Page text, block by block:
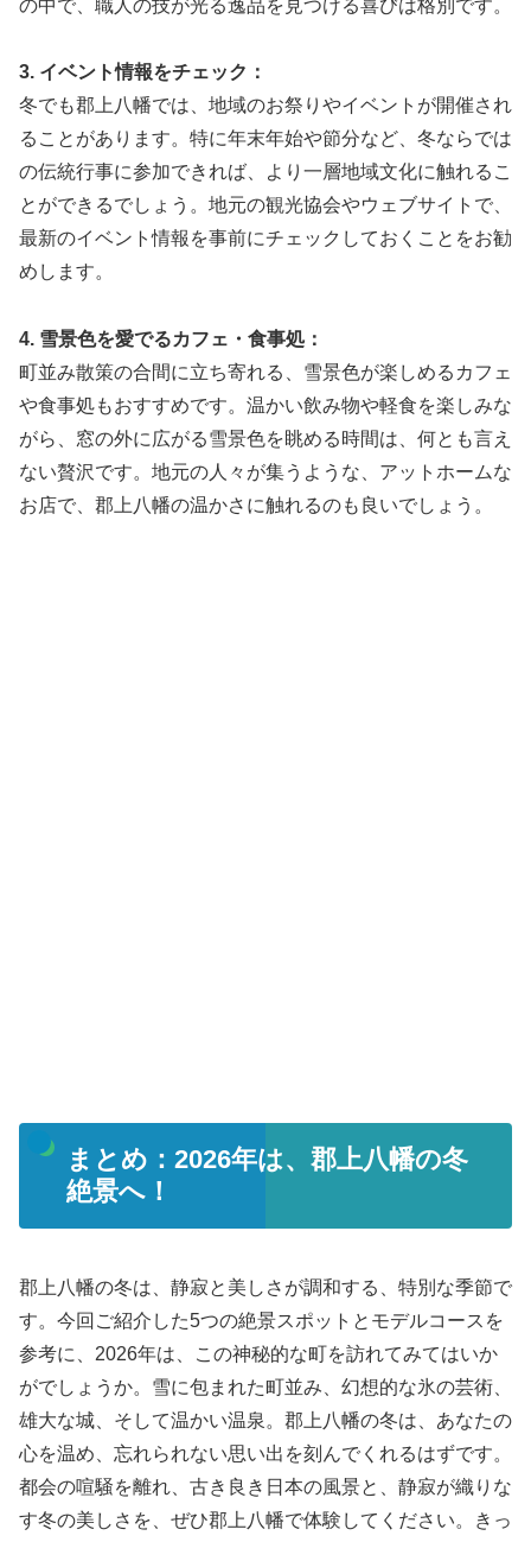
の中で、職人の技が光る逸品を見つける喜びは格別です。
3. イベント情報をチェック：
冬でも郡上八幡では、地域のお祭りやイベントが開催され
ることがあります。特に年末年始や節分など、冬ならでは
の伝統行事に参加できれば、より一層地域文化に触れるこ
とができるでしょう。地元の観光協会やウェブサイトで、
最新のイベント情報を事前にチェックしておくことをお勧
めします。
4. 雪景色を愛でるカフェ・食事処：
町並み散策の合間に立ち寄れる、雪景色が楽しめるカフェ
や食事処もおすすめです。温かい飲み物や軽食を楽しみな
がら、窓の外に広がる雪景色を眺める時間は、何とも言え
ない贅沢です。地元の人々が集うような、アットホームな
お店で、郡上八幡の温かさに触れるのも良いでしょう。
まとめ：2026年は、郡上八幡の冬
絶景へ！
郡上八幡の冬は、静寂と美しさが調和する、特別な季節で
す。今回ご紹介した5つの絶景スポットとモデルコースを
参考に、2026年は、この神秘的な町を訪れてみてはいか
がでしょうか。雪に包まれた町並み、幻想的な氷の芸術、
雄大な城、そして温かい温泉。郡上八幡の冬は、あなたの
心を温め、忘れられない思い出を刻んでくれるはずです。
都会の喧騒を離れ、古き良き日本の風景と、静寂が織りな
す冬の美しさを、ぜひ郡上八幡で体験してください。きっ